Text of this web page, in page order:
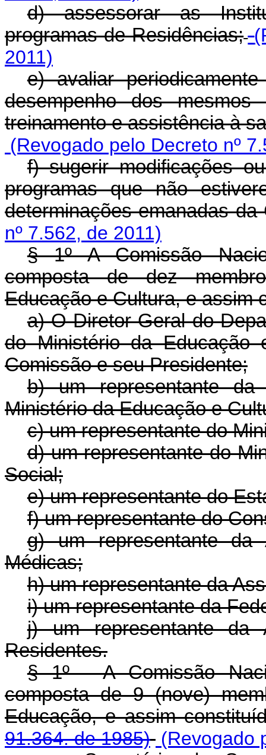
d) assessorar as
programas de Residências;
2011)
e) avaliar
desempenho dos
treinamento e assistência à
(Revogado pelo Decreto nº
f) sugerir modificações
programas que não
determinações emanadas da
nº 7.562, de 2011)
§ 1º A Comissão
composta de dez
Educação e Cultura, e assim
a) O Diretor-Geral do
do Ministério da
Comissão e seu Presidente;
b) um representante
Ministério da Educação e
c) um representante do
d) um representante do
Social;
e) um representante do
f) um representante do
g) um representante da
Médicas;
h) um representante da
i) um representante da
j) um representante da
Residentes.
§ 1º - A Comissão
composta de 9 (nove)
Educação, e assim
91.364. de 1985) (Revogado